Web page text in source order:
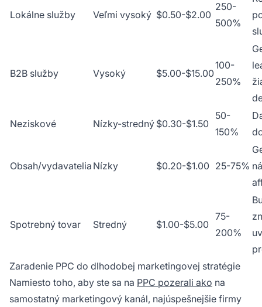
Lokálne služby Veľmi vysoký $0.50-$2.00
250-
500%
B2B služby Vysoký $5.00-$15.00
100-
250%
Neziskové Nízky-stredný $0.30-$1.50
50-
150%
Obsah/vydavatelia Nízky $0.20-$1.00 25-75%
Spotrebný tovar Stredný $1.00-$5.00
75-
200%
Zaradenie PPC do dlhodobej marketingovej stratégie
Namiesto toho, aby ste sa na PPC pozerali ako na
samostatný marketingový kanál, najúspešnejšie firmy